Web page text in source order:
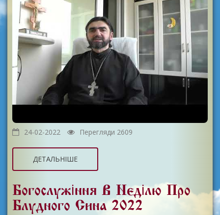
24-02-2022 Перегляди 2609
ДЕТАЛЬНІШЕ
Богослужіння В Неділю Про
Блудного Сина 2022